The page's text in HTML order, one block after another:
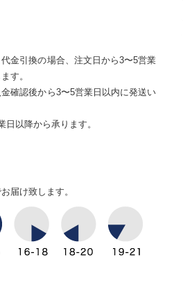
金引換の場合、注文日から3〜5営業
す。
確認後から3〜5営業日以内に発送い
日以降から承ります。
届け致します。